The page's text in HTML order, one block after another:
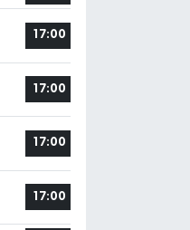
17:00
17:00
17:00
17:00